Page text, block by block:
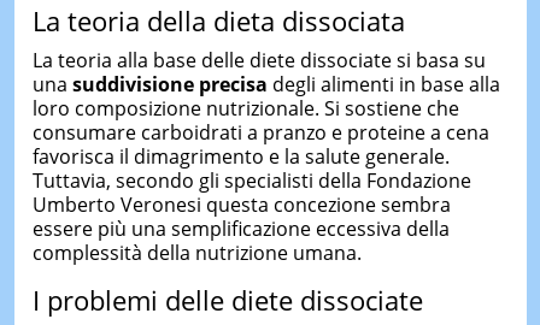
La teoria della dieta dissociata
La teoria alla base delle diete dissociate si basa su
una suddivisione precisa degli alimenti in base alla
loro composizione nutrizionale. Si sostiene che
consumare carboidrati a pranzo e proteine a cena
favorisca il dimagrimento e la salute generale.
Tuttavia, secondo gli specialisti della Fondazione
Umberto Veronesi questa concezione sembra
essere più una semplificazione eccessiva della
complessità della nutrizione umana.
I problemi delle diete dissociate